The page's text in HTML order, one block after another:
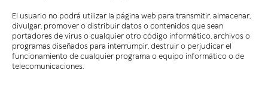
El usuario no podrá utilizar la página web para transmitir, almacenar,
divulgar, promover o distribuir datos o contenidos que sean
portadores de virus o cualquier otro código informático, archivos o
programas diseñados para interrumpir, destruir o perjudicar el
funcionamiento de cualquier programa o equipo informático o de
telecomunicaciones.